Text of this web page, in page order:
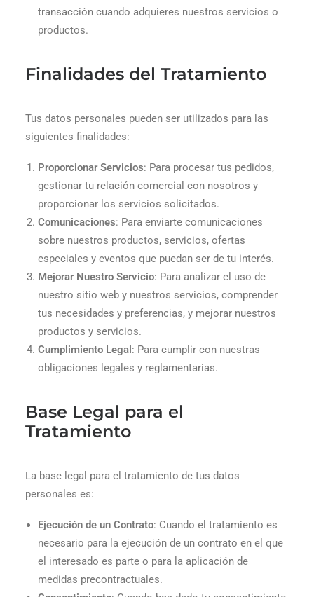
transacción cuando adquieres nuestros servicios o
productos.
Finalidades del Tratamiento
Tus datos personales pueden ser utilizados para las
siguientes finalidades:
Proporcionar Servicios: Para procesar tus pedidos,
gestionar tu relación comercial con nosotros y
proporcionar los servicios solicitados.
Comunicaciones: Para enviarte comunicaciones
sobre nuestros productos, servicios, ofertas
especiales y eventos que puedan ser de tu interés.
Mejorar Nuestro Servicio: Para analizar el uso de
nuestro sitio web y nuestros servicios, comprender
tus necesidades y preferencias, y mejorar nuestros
productos y servicios.
Cumplimiento Legal : Para cumplir con nuestras
obligaciones legales y reglamentarias.
Base Legal para el
Tratamiento
La base legal para el tratamiento de tus datos
personales es:
Ejecución de un Contrato: Cuando el tratamiento es
necesario para la ejecución de un contrato en el que
el interesado es parte o para la aplicación de
medidas precontractuales.